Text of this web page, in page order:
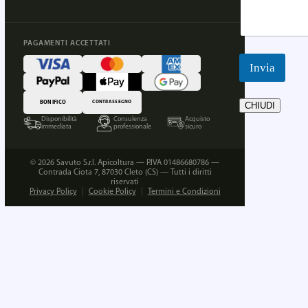
PAGAMENTI ACCETTATI
BONIFICO CONTRASSEGNO
Disponibilità
immediata
Consulenza
professionale
Acquisto
sicuro
© 2026 Savuto S.r.l. Apicoltura — P.IVA 01486680786 —
Contrada Ciota 7, 87030 Cleto (CS) — Tutti i diritti
riservati
Privacy Policy
Cookie Policy Termini e Condizioni
Invia
CHIUDI